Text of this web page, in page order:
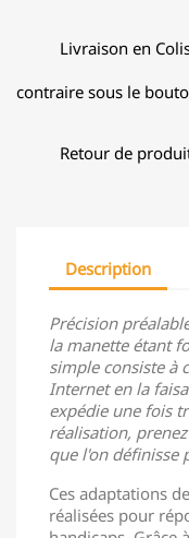
Livraison en
contraire sous le
Retour de
Description
Précision
la manette étant
simple consiste à
Internet en la
expédie une fois
réalisation,
que l'on définisse
Ces adaptations
réalisées pour